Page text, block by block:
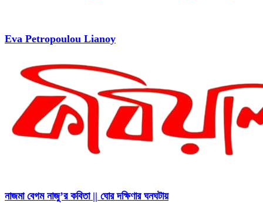
Eva Petropoulou Lianoy
নাজমা বেগম নাজু’র কবিতা || ঘোর দক্ষিণার ঘনঘটায়